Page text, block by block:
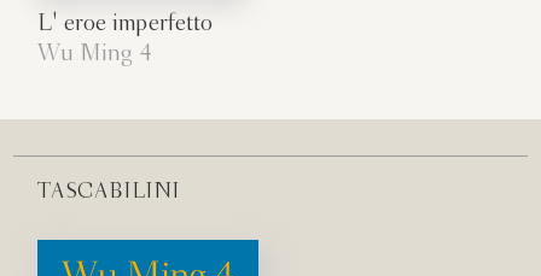
L' eroe imperfetto
Wu Ming 4
TASCABILINI